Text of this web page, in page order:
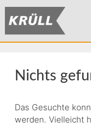
Nichts
Das Gesuchte
werden. Vielleicht